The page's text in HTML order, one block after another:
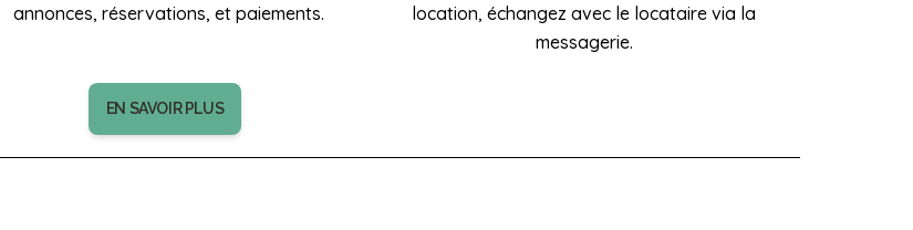
annonces, réservations, et paiements.
location, échangez avec le locataire via la
messagerie.
EN SAVOIR PLUS